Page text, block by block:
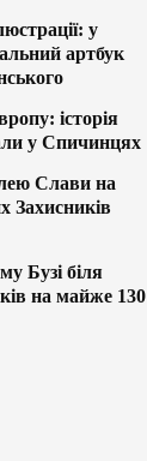
у
артбук
історія
у Спичинцях
Слави на
Захисників
Бузі біля
на майже 130